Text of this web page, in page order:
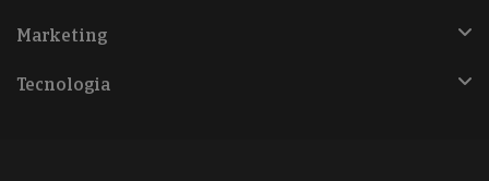
Marketing
Tecnologia